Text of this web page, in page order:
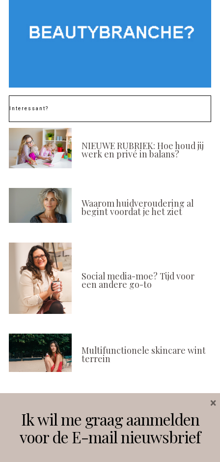
Interessant?
NIEUWE RUBRIEK: Hoe houd jij
werk en privé in balans?
Waarom huidveroudering al
begint voordat je het ziet
Social media-moe? Tijd voor
een andere go-to
Multifunctionele skincare wint
terrein
Instagram Facebook
Ik wil me graag aanmelden
voor de E-mail nieuwsbrief
×